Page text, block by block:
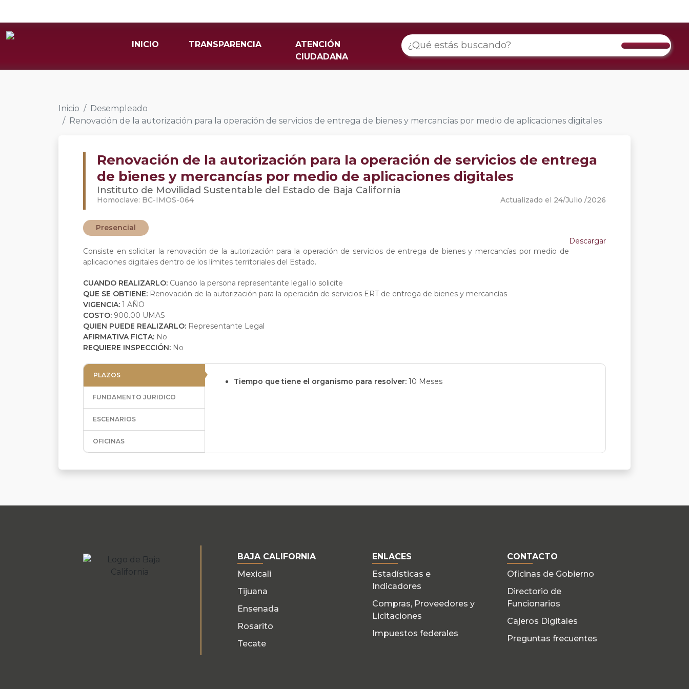
INICIO TRANSPARENCIA
ATENCIÓN
CIUDADANA
Inicio
Desempleado
Renovación de la autorización para la operación de servicios de entrega de bienes y mercancías por medio de aplicaciones digitales
Renovación de la autorización para la operación de servicios de entrega
de bienes y mercancías por medio de aplicaciones digitales
Instituto de Movilidad Sustentable del Estado de Baja California
Homoclave: BC-IMOS-064 Actualizado el 24/Julio /2026
Presencial
Descargar
Consiste en solicitar la renovación de la autorización para la operación de servicios de entrega de bienes y mercancías por medio de
aplicaciones digitales dentro de los límites territoriales del Estado.
CUANDO REALIZARLO: Cuando la persona representante legal lo solicite
QUE SE OBTIENE: Renovación de la autorización para la operación de servicios ERT de entrega de bienes y mercancías
VIGENCIA: 1 AÑO
COSTO: 900.00 UMAS
QUIEN PUEDE REALIZARLO: Representante Legal
AFIRMATIVA FICTA: No
REQUIERE INSPECCIÓN: No
PLAZOS
FUNDAMENTO JURIDICO
ESCENARIOS
OFICINAS
Tiempo que tiene el organismo para resolver: 10 Meses
BAJA CALIFORNIA
Mexicali
Tijuana
Ensenada
Rosarito
Tecate
ENLACES
Estadísticas e
Indicadores
Compras, Proveedores y
Licitaciones
Impuestos federales
CONTACTO
Oficinas de Gobierno
Directorio de
Funcionarios
Cajeros Digitales
Preguntas frecuentes